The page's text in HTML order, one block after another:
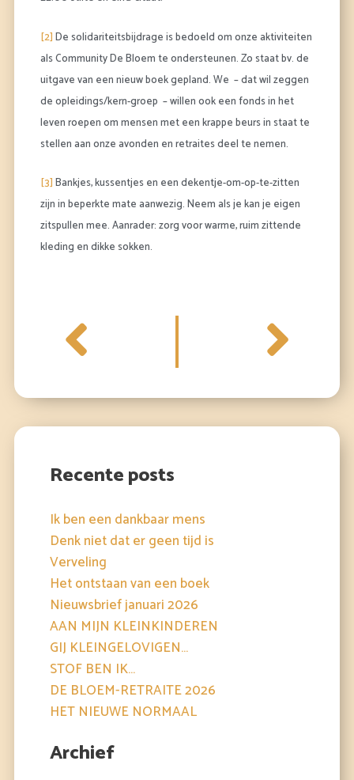
[2]De solidariteitsbijdrage is bedoeld om onze aktiviteiten
als Community De Bloem te ondersteunen. Zo staat bv. de
uitgave van een nieuw boek gepland. We – dat wil zeggen
de opleidings/kern-groep – willen ook een fonds in het
leven roepen om mensen met een krappe beurs in staat te
stellen aan onze avonden en retraites deel te nemen.
[3]Bankjes, kussentjes en een dekentje-om-op-te-zitten
zijn in beperkte mate aanwezig. Neem als je kan je eigen
zitspullen mee. Aanrader: zorg voor warme, ruim zittende
kleding en dikke sokken.
Vorige
Recente posts
Ik ben een dankbaar mens
Denk niet dat er geen tijd is
Verveling
Het ontstaan van een boek
Nieuwsbrief januari 2026
AAN MIJN KLEINKINDEREN
GIJ KLEINGELOVIGEN…
STOF BEN IK…
DE BLOEM-RETRAITE 2026
HET NIEUWE NORMAAL
Archief